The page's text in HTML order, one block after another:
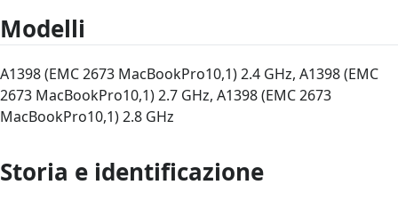
Modelli
A1398 (EMC 2673 MacBookPro10,1) 2.4 GHz, A1398 (EMC
2673 MacBookPro10,1) 2.7 GHz, A1398 (EMC 2673
MacBookPro10,1) 2.8 GHz
Storia e identificazione